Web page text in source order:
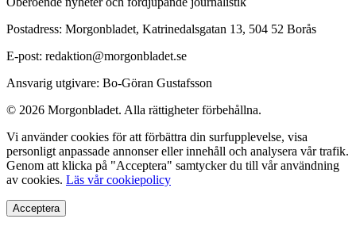
Postadress: Morgonbladet, Katrinedalsgatan 13, 504 52 Borås
E-post: redaktion@morgonbladet.se
Ansvarig utgivare: Bo-Göran Gustafsson
© 2026 Morgonbladet. Alla rättigheter förbehållna.
Vi använder cookies för att förbättra din surfupplevelse, visa
personligt anpassade annonser eller innehåll och analysera vår trafik.
Genom att klicka på "Acceptera" samtycker du till vår användning
av cookies. Läs vår cookiepolicy
Acceptera